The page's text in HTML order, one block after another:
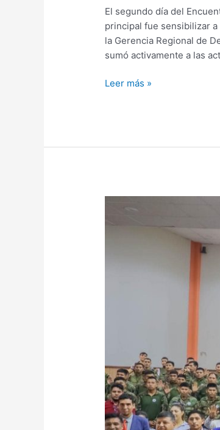
El segundo día del
principal fue sensibilizar
la Gerencia Regional de
sumó activamente a las
Leer más »
PERSONAS
EN
EL
II
ENCUENTRO